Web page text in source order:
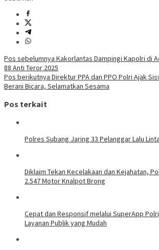
Navigasi
pos
Pos sebelumnya Kakorlantas Dampingi Kapolri di
88 Anti Teror 2025
Pos berikutnya Direktur PPA dan PPO Polri Ajak
Berani Bicara, Selamatkan Sesama
Pos terkait
Polres Subang Jaring 33 Pelanggar Lalu
Diklaim Tekan Kecelakaan dan Kejahatan,
2.547 Motor Knalpot Brong
Cepat dan Responsif melalui SuperApp
Layanan Publik yang Mudah